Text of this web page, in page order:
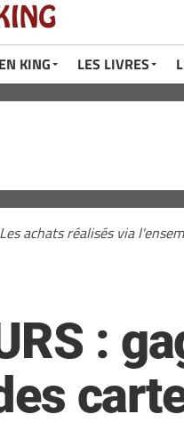
KING LES LIVRES
Les achats réalisés via
: